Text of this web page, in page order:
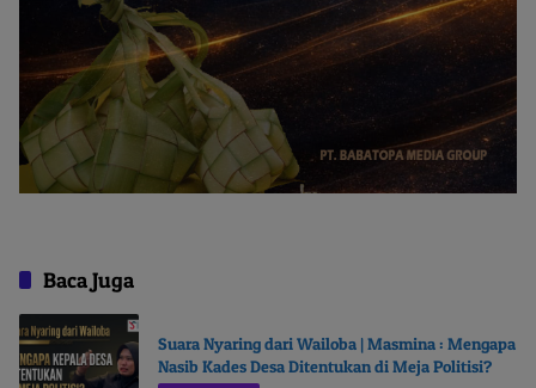
Baca Juga
Suara Nyaring dari Wailoba | Masmina : Mengapa
Nasib Kades Desa Ditentukan di Meja Politisi?